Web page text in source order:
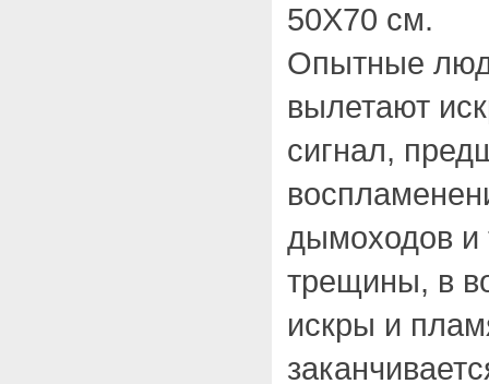
50Х70 см.
Опытные
вылетают
сигнал,
дымоходов и
трещины, в
искры и